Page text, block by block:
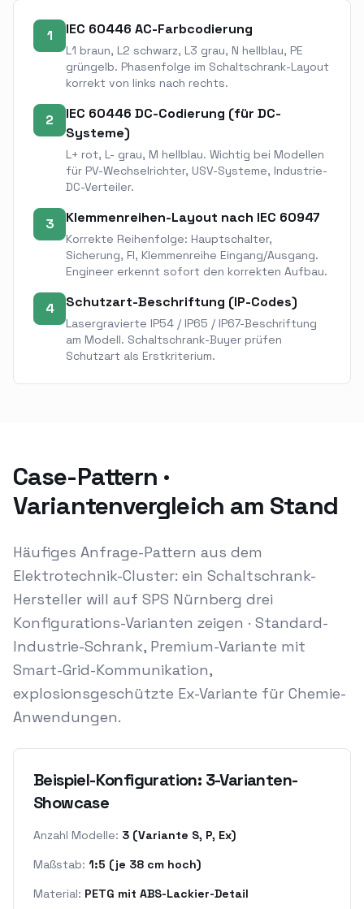
1 IEC 60446 AC-Farbcodierung
L1 braun, L2 schwarz, L3 grau, N hellblau, PE
grüngelb. Phasenfolge im Schaltschrank-Layout
korrekt von links nach rechts.
2
IEC 60446 DC-Codierung (für DC-
Systeme)
L+ rot, L- grau, M hellblau. Wichtig bei Modellen
für PV-Wechselrichter, USV-Systeme, Industrie-
DC-Verteiler.
3 Klemmenreihen-Layout nach IEC 60947
Korrekte Reihenfolge: Hauptschalter,
Sicherung, FI, Klemmenreihe Eingang/Ausgang.
Engineer erkennt sofort den korrekten Aufbau.
4 Schutzart-Beschriftung (IP-Codes)
Lasergravierte IP54 / IP65 / IP67-Beschriftung
am Modell. Schaltschrank-Buyer prüfen
Schutzart als Erstkriterium.
Case-Pattern ·
Variantenvergleich am Stand
Häufiges Anfrage-Pattern aus dem
Elektrotechnik-Cluster: ein Schaltschrank-
Hersteller will auf SPS Nürnberg drei
Konfigurations-Varianten zeigen · Standard-
Industrie-Schrank, Premium-Variante mit
Smart-Grid-Kommunikation,
explosionsgeschützte Ex-Variante für Chemie-
Anwendungen.
Beispiel-Konfiguration: 3-Varianten-
Showcase
Anzahl Modelle: 3 (Variante S, P, Ex)
Maßstab: 1:5 (je 38 cm hoch)
Material: PETG mit ABS-Lackier-Detail